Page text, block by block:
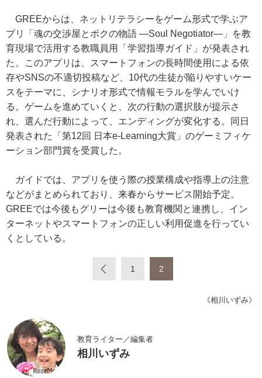
GREEからは、ネットリテラシーをゲーム形式で学ぶア
プリ「魂の交渉屋とボクの物語 ―Soul Negotiator―」を教
育現場で活用する教職員用「学習指導ガイド」が発表され
た。このアプリは、スマートフォンの長時間使用による依
存やSNSの不適切投稿など、10代の生徒が陥りやすいケー
スをテーマに、シナリオ形式で情報モラルを学んでいけ
る。ゲームを進めていくと、次の行動の選択肢が提示さ
れ、選んだ行動によって、エンディングが変化する。同日
発表された「第12回 日本e-Learning大賞」のゲーミフィケ
ーション部門賞を受賞した。
ガイドでは、アプリを使う際の授業構成や指導上の注意
などがまとめられており、来春からサービス開始予定。
GREEでは今後もグリーは今後も教育機関と連携し、イン
ターネットやスマートフォンの正しい利用促進を行ってい
くとしている。
1 2
《相川いずみ》
教育ライター／編集者
相川いずみ